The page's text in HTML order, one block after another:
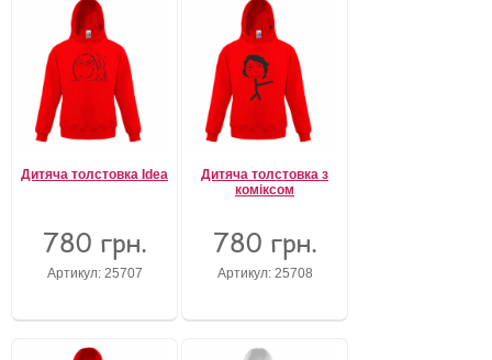
Дитяча толстовка Idea
780 грн.
Артикул: 25707
Дитяча толстовка з
коміксом
780 грн.
Артикул: 25708